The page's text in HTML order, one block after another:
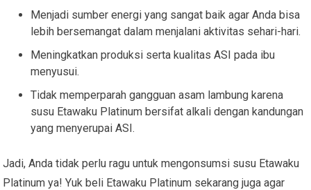
Menjadi sumber energi yang sangat baik agar Anda bisa
lebih bersemangat dalam menjalani aktivitas sehari-hari.
Meningkatkan produksi serta kualitas ASI pada ibu
menyusui.
Tidak memperparah gangguan asam lambung karena
susu Etawaku Platinum bersifat alkali dengan kandungan
yang menyerupai ASI.
Jadi, Anda tidak perlu ragu untuk mengonsumsi susu Etawaku
Platinum ya! Yuk beli Etawaku Platinum sekarang juga agar